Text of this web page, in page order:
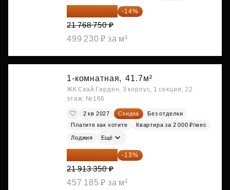
18 721 125 ₽ -14%
21 768 750 ₽
499 230 ₽ за м²
1-комнатная, 41.7м²
ЖК Скай Гарден, 3 корпус, 1 секция, 22
этаж, №166
2 кв 2027 Скидка
Без отделки
Платите как хотите
Квартира за 2 000 ₽/мес
Лоджия Ещё
19 064 615 ₽ -13%
21 913 350 ₽
457 185 ₽ за м²